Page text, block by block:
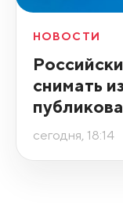
НОВОСТИ
снимать
сегодня, 18:14